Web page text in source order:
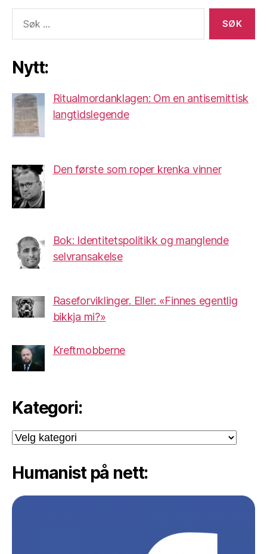
etter:
Nytt:
Ritualmordanklagen: Om en antisemittisk
langtidslegende
Den første som roper krenka vinner
Bok: Identitetspolitikk og manglende
selvransakelse
Raseforviklinger. Eller: «Finnes egentlig
bikkja mi?»
Kreftmobberne
Kategori:
Kategori:
Humanist på nett: